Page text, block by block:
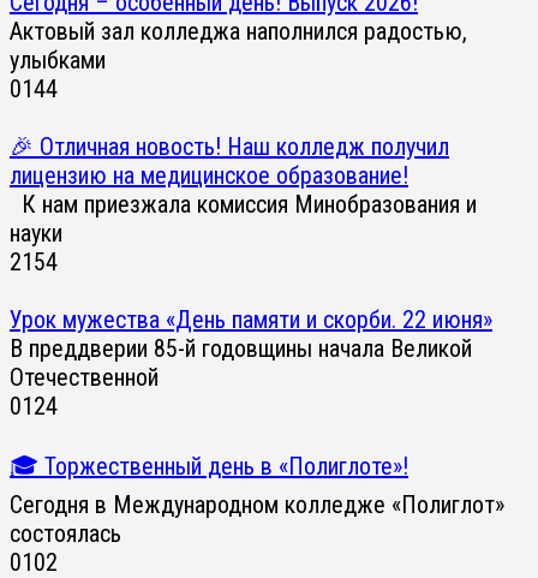
Актовый зал колледжа наполнился радостью,
улыбками
0144
🎉 Отличная новость! Наш колледж получил
лицензию на медицинское образование!
К нам приезжала комиссия Минобразования и
науки
2154
Урок мужества «День памяти и скорби. 22 июня»
В преддверии 85-й годовщины начала Великой
Отечественной
0124
🎓 Торжественный день в «Полиглоте»!
Сегодня в Международном колледже «Полиглот»
состоялась
0102